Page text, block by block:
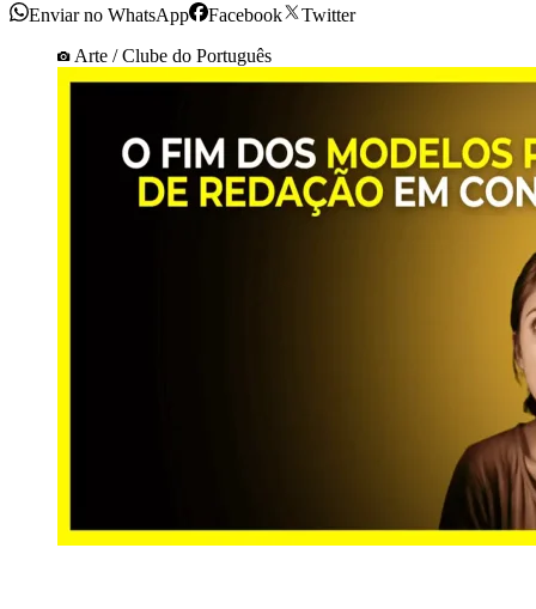
Enviar no WhatsApp Facebook
Twitter
Arte / Clube do Português